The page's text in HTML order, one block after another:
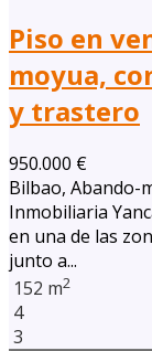
Piso en
moyua,
y trastero
950.000 €
Bilbao, Abando-
Inmobiliaria
en una de las
junto a...
152 m2
4
3